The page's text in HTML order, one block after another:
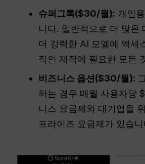
슈퍼그록($30/월): 개인
니다. 일반적으로 더 많은
더 강력한 AI 모델에 액세
적인 제작에 필요한 모든
비즈니스 옵션($30/월):
하는 경우 매월 사용자당
니스 요금제와 대기업을
프라이즈 요금제가 있습니